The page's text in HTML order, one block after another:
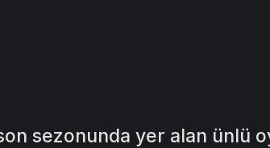
sezonunda yer alan ünlü